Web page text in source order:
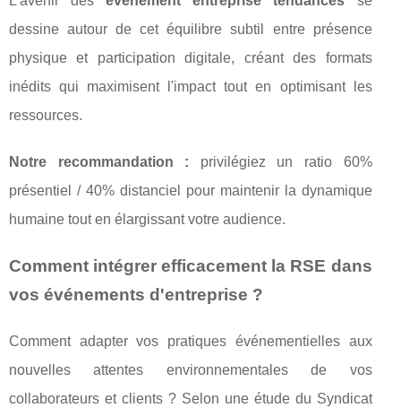
dessine autour de cet équilibre subtil entre présence
physique et participation digitale, créant des formats
inédits qui maximisent l'impact tout en optimisant les
ressources.
Notre recommandation : privilégiez un ratio 60%
présentiel / 40% distanciel pour maintenir la dynamique
humaine tout en élargissant votre audience.
Comment intégrer efficacement la RSE dans
vos événements d'entreprise ?
Comment adapter vos pratiques événementielles aux
nouvelles attentes environnementales de vos
collaborateurs et clients ? Selon une étude du Syndicat